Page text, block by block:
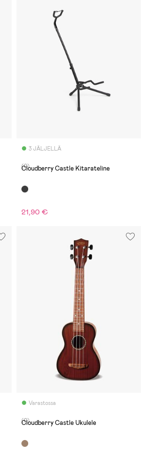
3 JÄLJELLÄ
(0)
Cloudberry Castle Kitarateline
21,90 €
Varastossa
(0)
Cloudberry Castle Ukulele